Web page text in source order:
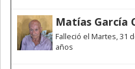
Matías García
Falleció el Martes, 31
años